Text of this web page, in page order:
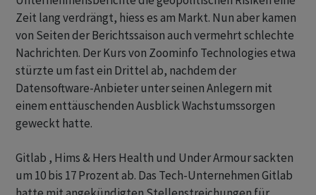
Zeit lang verdrängt, hiess es am Markt. Nun aber kamen
von Seiten der Berichtssaison auch vermehrt schlechte
Nachrichten. Der Kurs von Zoominfo Technologies etwa
stürzte um fast ein Drittel ab, nachdem der
Datensoftware-Anbieter unter seinen Anlegern mit
einem enttäuschenden Ausblick Wachstumssorgen
geweckt hatte.
Gitlab , Hims & Hers Health und Under Armour sackten
um 10 bis 17 Prozent ab. Das Tech-Unternehmen Gitlab